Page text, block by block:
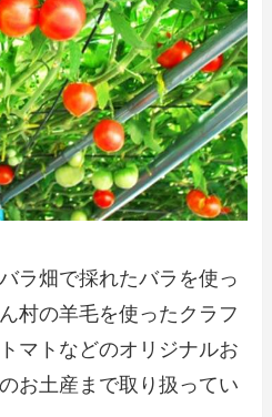
ラ畑で採れたバラを使っ
村の羊毛を使ったクラフ
マトなどのオリジナルお
お土産まで取り扱ってい